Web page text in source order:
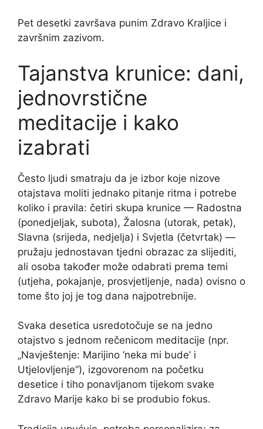
Pet desetki završava punim Zdravo Kraljice i
završnim zazivom.
Tajanstva krunice: dani,
jednovrstične
meditacije i kako
izabrati
Često ljudi smatraju da je izbor koje nizove
otajstava moliti jednako pitanje ritma i potrebe
koliko i pravila: četiri skupa krunice — Radostna
(ponedjeljak, subota), Žalosna (utorak, petak),
Slavna (srijeda, nedjelja) i Svjetla (četvrtak) —
pružaju jednostavan tjedni obrazac za slijediti,
ali osoba također može odabrati prema temi
(utjeha, pokajanje, prosvjetljenje, nada) ovisno o
tome što joj je tog dana najpotrebnije.
Svaka desetica usredotočuje se na jedno
otajstvo s jednom rečenicom meditacije (npr.
„Navještenje: Marijino ‘neka mi bude’ i
Utjelovljenje“), izgovorenom na početku
desetice i tiho ponavljanom tijekom svake
Zdravo Marije kako bi se produbio fokus.